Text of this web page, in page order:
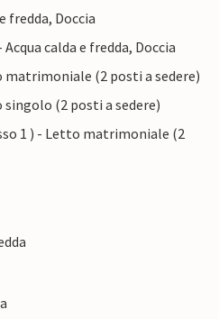
fredda, Doccia
calda e fredda, Doccia
(2 posti a sedere)
(2 posti a sedere)
1 ) - Letto matrimoniale (2